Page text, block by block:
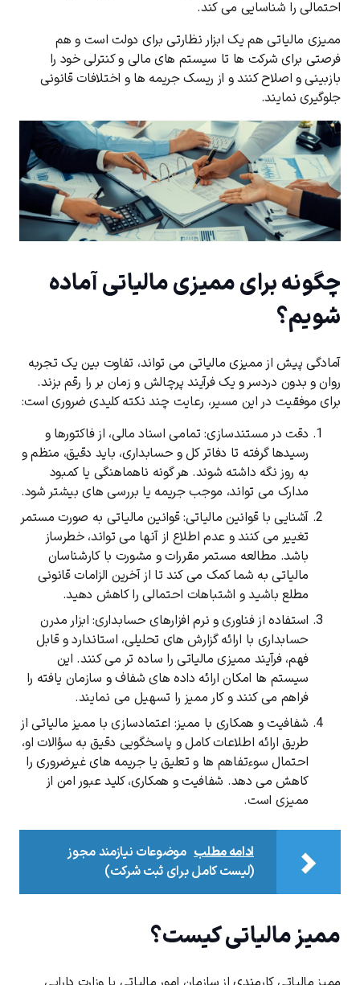
احتمالی را شناسایی می‌ کند.
ممیزی مالیاتی هم یک ابزار نظارتی برای دولت است و هم
فرصتی برای شرکت‌ ها تا سیستم‌ های مالی و کنترلی خود را
بازبینی و اصلاح کنند و از ریسک جریمه ‌ها و اختلافات قانونی
جلوگیری نمایند.
چگونه برای ممیزی مالیاتی آماده
شویم؟
آمادگی پیش از ممیزی مالیاتی می‌ تواند، تفاوت بین یک تجربه
روان و بدون دردسر و یک فرآیند پرچالش و زمان ‌بر را رقم بزند.
برای موفقیت در این مسیر، رعایت چند نکته کلیدی ضروری است:
دقت در مستندسازی: تمامی اسناد مالی، از فاکتورها و
رسیدها گرفته تا دفاتر کل و حسابداری، باید دقیق، منظم و
به‌ روز نگه داشته شوند. هر گونه ناهماهنگی یا کمبود
مدارک می ‌تواند، موجب جریمه یا بررسی‌ های بیشتر شود.
آشنایی با قوانین مالیاتی:قوانین مالیاتی به صورت مستمر
تغییر می ‌کنند و عدم اطلاع از آنها می ‌تواند، خطرساز
باشد. مطالعه مستمر مقررات و مشورت با کارشناسان
مالیاتی به شما کمک می ‌کند تا از آخرین الزامات قانونی
مطلع باشید و اشتباهات احتمالی را کاهش دهید.
استفاده از فناوری و نرم‌ افزارهای حسابداری: ابزار مدرن
حسابداری با ارائه گزارش‌ های تحلیلی، استاندارد و قابل
فهم، فرآیند ممیزی مالیاتی را ساده ‌تر می ‌کنند. این
سیستم ‌ها امکان ارائه داده‌ های شفاف و سازمان‌ یافته را
فراهم می ‌کنند و کار ممیز را تسهیل می ‌نمایند.
شفافیت و همکاری با ممیز: اعتمادسازی با ممیز مالیاتی از
طریق ارائه اطلاعات کامل و پاسخگویی دقیق به سؤالات او،
احتمال سوءتفاهم‌ ها و تعلیق یا جریمه ‌های غیرضروری را
کاهش می ‌دهد. شفافیت و همکاری، کلید عبور امن از
ممیزی است.
ادامه مطلب موضوعات نیازمند مجوز
(لیست کامل برای ثبت شرکت)
ممیز مالیاتی کیست؟